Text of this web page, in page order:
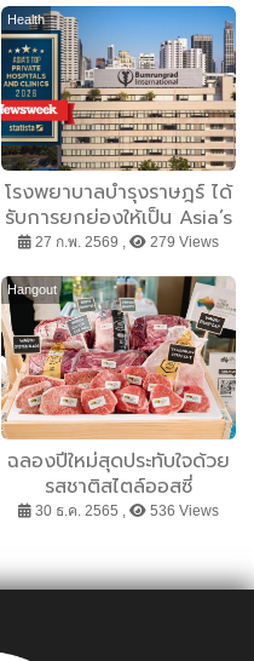
Health
โรงพยาบาลบำรุงราษฎร์ ได้
รับการยกย่องให้เป็น Asia’s
Top Private Hospitals
การจัดอันดับของ
Newsweek ต่อเนื่องเป็นปีที่
2 ตอกย้ำความเป็นผู้นำด้าน
การแพทย์ในระดับภูมิภาค
27 ก.พ. 2569 , 279 Views
Hangout
ฉลองปีใหม่สุดประทับใจด้วย
รสชาติสไตล์ออสซี่
30 ธ.ค. 2565 , 536 Views